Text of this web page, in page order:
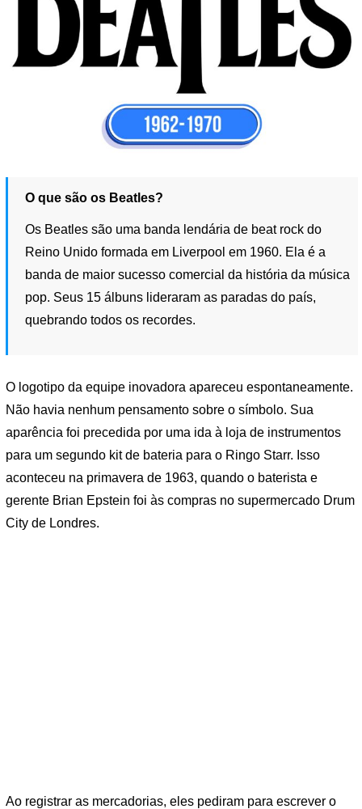
O que são os Beatles?
Os Beatles são uma banda lendária de beat rock do
Reino Unido formada em Liverpool em 1960. Ela é a
banda de maior sucesso comercial da história da música
pop. Seus 15 álbuns lideraram as paradas do país,
quebrando todos os recordes.
O logotipo da equipe inovadora apareceu espontaneamente.
Não havia nenhum pensamento sobre o símbolo. Sua
aparência foi precedida por uma ida à loja de instrumentos
para um segundo kit de bateria para o Ringo Starr. Isso
aconteceu na primavera de 1963, quando o baterista e
gerente Brian Epstein foi às compras no supermercado Drum
City de Londres.
Ao registrar as mercadorias, eles pediram para escrever o